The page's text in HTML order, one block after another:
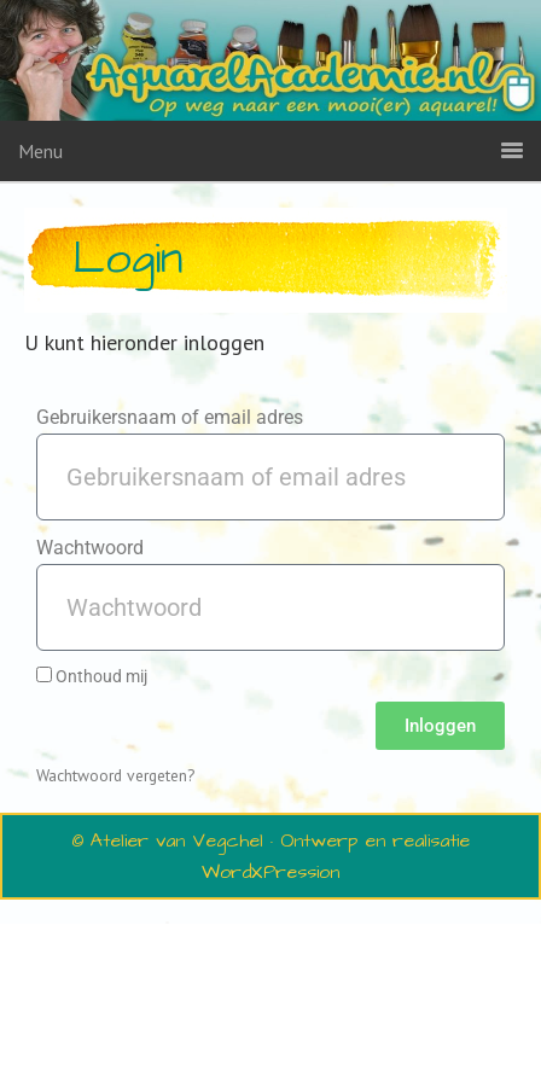
Menu
Login
U kunt hieronder inloggen
Gebruikersnaam of email adres
Wachtwoord
Onthoud mij
Inloggen
Wachtwoord vergeten?
© Atelier van Vegchel · Ontwerp en realisatie
WordXPression